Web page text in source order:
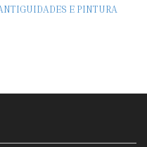
E PINTURA